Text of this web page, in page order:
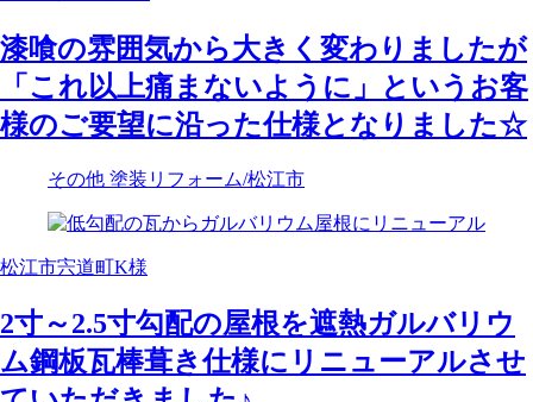
漆喰の雰囲気から大きく変わりましたが
「これ以上痛まないように」というお客
様のご要望に沿った仕様となりました☆
その他 塗装リフォーム/松江市
松江市宍道町K様
2寸～2.5寸勾配の屋根を遮熱ガルバリウ
ム鋼板瓦棒葺き仕様にリニューアルさせ